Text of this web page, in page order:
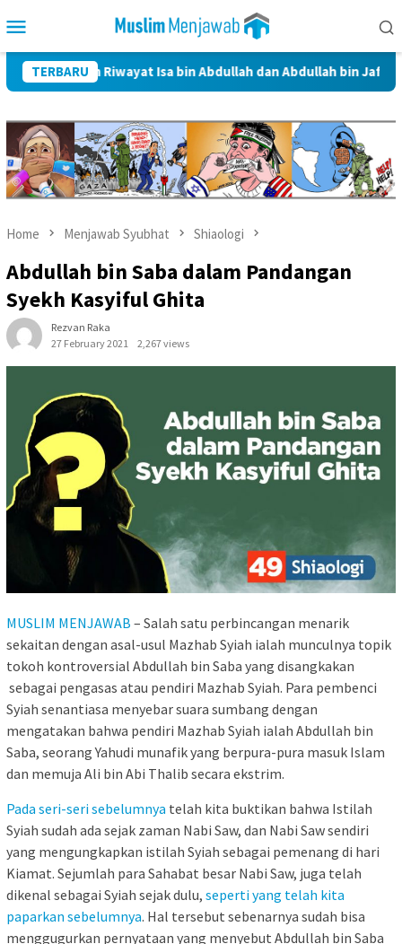
to
Menu
TERBARU
Riwayat Isa bin Abdullah dan Abdullah bin Jafar Al-Thayyar
Home Menjawab Syubhat Shiaologi
Abdullah bin Saba dalam Pandangan
Syekh Kasyiful Ghita
Rezvan Raka
27 February 2021
2,267 views
MUSLIM MENJAWAB – Salah satu perbincangan menarik
sekaitan dengan asal-usul Mazhab Syiah ialah munculnya topik
tokoh kontroversial Abdullah bin Saba yang disangkakan
sebagai pengasas atau pendiri Mazhab Syiah. Para pembenci
Syiah senantiasa menyebar suara sumbang dengan
mengatakan bahwa pendiri Mazhab Syiah ialah Abdullah bin
Saba, seorang Yahudi munafik yang berpura-pura masuk Islam
dan memuja Ali bin Abi Thalib secara ekstrim.
Pada seri-seri sebelumnya telah kita buktikan bahwa Istilah
Syiah sudah ada sejak zaman Nabi Saw, dan Nabi Saw sendiri
yang mengungkapkan istilah Syiah sebagai pemenang di hari
Kiamat. Sejumlah para Sahabat besar Nabi Saw, juga telah
dikenal sebagai Syiah sejak dulu, seperti yang telah kita
paparkan sebelumnya. Hal tersebut sebenarnya sudah bisa
menggugurkan pernyataan yang menyebut Abdullah bin Saba